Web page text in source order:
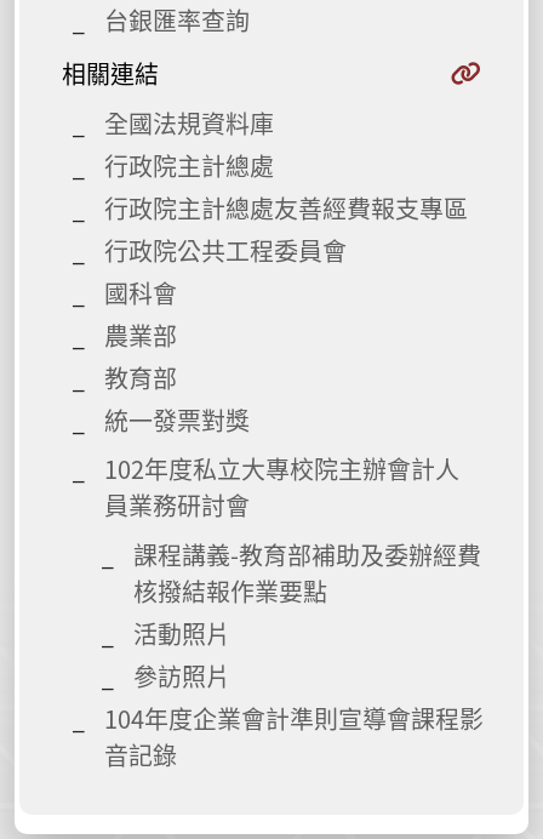
台銀匯率查詢
相關連結
全國法規資料庫
行政院主計總處
行政院主計總處友善經費報支專區
行政院公共工程委員會
國科會
農業部
教育部
統一發票對獎
102年度私立大專校院主辦會計人
員業務研討會
課程講義-教育部補助及委辦經費
核撥結報作業要點
活動照片
參訪照片
104年度企業會計準則宣導會課程影
音記錄